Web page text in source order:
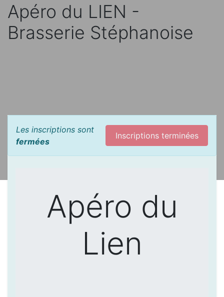
Apéro du LIEN -
Brasserie Stéphanoise
Les inscriptions sont
fermées
Inscriptions terminées
Apéro du
Lien